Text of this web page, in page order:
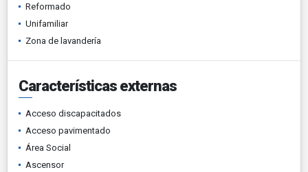
Reformado
Unifamiliar
Zona de lavandería
Características externas
Acceso discapacitados
Acceso pavimentado
Área Social
Ascensor